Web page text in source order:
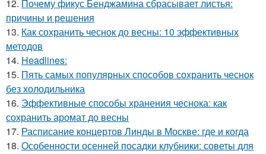
12. Почему фикус Бенджамина сбрасывает листья:
причины и решения
13. Как сохранить чеснок до весны: 10 эффективных
методов
14. Headlines:
15. Пять самых популярных способов сохранить чеснок
без холодильника
16. Эффективные способы хранения чеснока: как
сохранить аромат до весны
17. Расписание концертов Линды в Москве: где и когда
18. Особенности осенней посадки клубники: советы для